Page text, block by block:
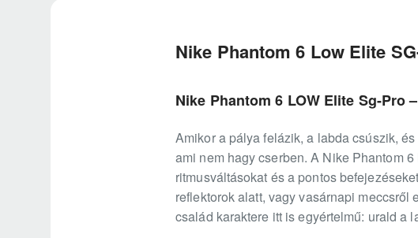
Nike Phantom 6 Low Elite
Nike Phantom 6 LOW Elite Sg-Pro
Amikor a pálya felázik, a labda csúszik,
ami nem hagy cserben. A Nike Phantom
ritmusváltásokat és a pontos
reflektorok alatt, vagy vasárnapi
család karaktere itt is egyértelmű: urald a